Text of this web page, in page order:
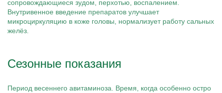
сопровождающиеся зудом, перхотью, воспалением.
Внутривенное введение препаратов улучшает
микроциркуляцию в коже головы, нормализует работу сальных
желёз.
Сезонные показания
Период весеннего авитаминоза. Время, когда особенно остро